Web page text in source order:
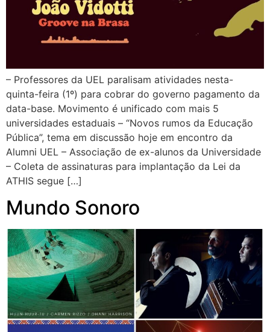
– Professores da UEL paralisam atividades nesta-
quinta-feira (1º) para cobrar do governo pagamento da
data-base. Movimento é unificado com mais 5
universidades estaduais – “Novos rumos da Educação
Pública”, tema em discussão hoje em encontro da
Alumni UEL – Associação de ex-alunos da Universidade
– Coleta de assinaturas para implantação da Lei da
ATHIS segue […]
Mundo Sonoro